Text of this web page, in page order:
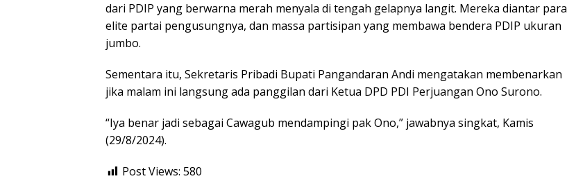
dari PDIP yang berwarna merah menyala di tengah gelapnya langit. Mereka diantar para
elite partai pengusungnya, dan massa partisipan yang membawa bendera PDIP ukuran
jumbo.
Sementara itu, Sekretaris Pribadi Bupati Pangandaran Andi mengatakan membenarkan
jika malam ini langsung ada panggilan dari Ketua DPD PDI Perjuangan Ono Surono.
“Iya benar jadi sebagai Cawagub mendampingi pak Ono,” jawabnya singkat, Kamis
(29/8/2024).
Post Views: 580